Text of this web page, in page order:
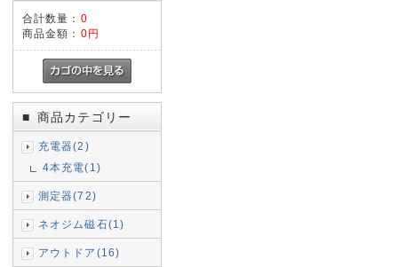
合計数量： 0
商品金額： 0円
■ 商品カテゴリー
充電器(2)
4本充電(1)
測定器(72)
ネオジム磁石(1)
アウトドア(16)